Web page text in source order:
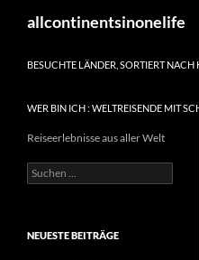
Inhaltallcontinentsinonelife
BESUCHTE LÄNDER, SORTIERT NACH
WER BIN ICH : WELTREISENDE MIT
Reiseerlebnisse aus aller Welt
Suchen
nach:
NEUESTE BEITRÄGE